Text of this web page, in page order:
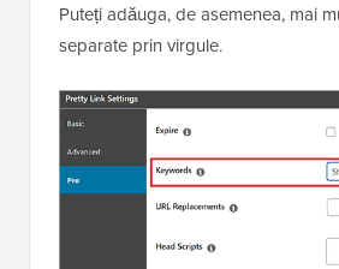
Puteți adăuga, de asemenea, mai
separate prin virgule.